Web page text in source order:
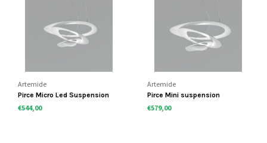
Artemide
Pirce Micro Led Suspension
€544,00
Artemide
Pirce Mini suspension
€579,00